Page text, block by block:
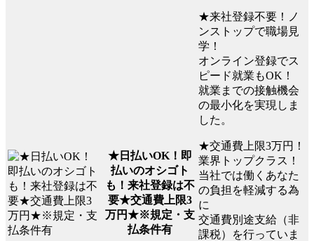
★日払いOK！即
払いのオシゴト
も！来社登録は不
要★交通費上限3
万円★※規定・支
払条件有
★来社登録不要！ノ
ンストップで職場見
学！
オンライン登録でス
ピード就業もOK！
就業までの接触機会
の最小化を実現しま
した。
★交通費上限3万円！
業界トップクラス！
当社では働くあなた
の負担を軽減する為
に
交通費別途支給（非
課税）を行っていま